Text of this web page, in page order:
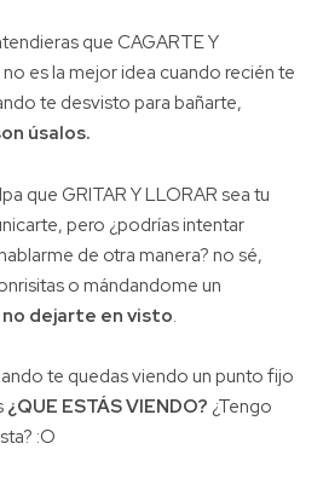
que CAGARTE Y
es la mejor idea cuando recién te
te desvisto para bañarte,
úsalos.
que GRITAR Y LLORAR sea tu
pero ¿podrías intentar
de otra manera? no sé,
o mándandome un
dejarte en visto.
te quedas viendo un punto fijo
¿QUE ESTÁS VIENDO? ¿Tengo
:O